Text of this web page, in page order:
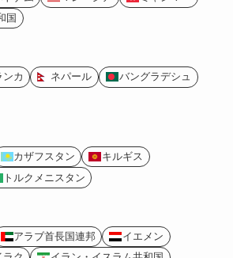
国
カ ネパール
バングラデシュ
カザフスタン
キルギス
トルクメニスタン
アラブ首長国連邦
イエメン